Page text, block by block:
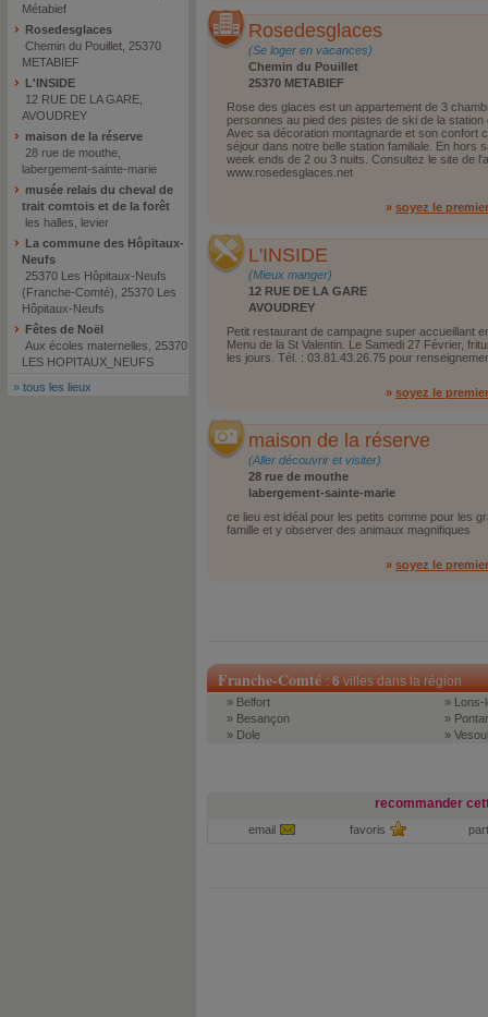
Métabief
Rosedesglaces
Chemin du Pouillet, 25370
METABIEF
L'INSIDE
12 RUE DE LA GARE,
AVOUDREY
maison de la réserve
28 rue de mouthe,
labergement-sainte-marie
musée relais du cheval de
trait comtois et de la forêt
les halles, levier
La commune des Hôpitaux-
Neufs
25370 Les Hôpitaux-Neufs
(Franche-Comté), 25370 Les
Hôpitaux-Neufs
Fêtes de Noël
Aux écoles maternelles, 25370
LES HOPITAUX_NEUFS
» tous les lieux
Rosedesglaces
(Se loger en vacances)
Chemin du Pouillet
25370 METABIEF
Rose des glaces est un appartement de 3
personnes au pied des pistes de ski de la
Avec sa décoration montagnarde et son confort
séjour dans notre belle station familiale. En hors
week ends de 2 ou 3 nuits. Consultez le site de
www.rosedesglaces.net
» soyez le
L'INSIDE
(Mieux manger)
12 RUE DE LA GARE
AVOUDREY
Petit restaurant de campagne super accueillant
Menu de la St Valentin. Le Samedi 27 Février,
les jours. Tél. : 03.81.43.26.75 pour
» soyez le
maison de la réserve
(Aller découvrir et visiter)
28 rue de mouthe
labergement-sainte-marie
ce lieu est idéal pour les petits comme pour les
famille et y observer des animaux magnifiques
» soyez le
Franche-Comté:6villes dans la région
» Belfort
» Besançon
» Dole
» Lons-
»
» Vesoul
recommander
email favoris